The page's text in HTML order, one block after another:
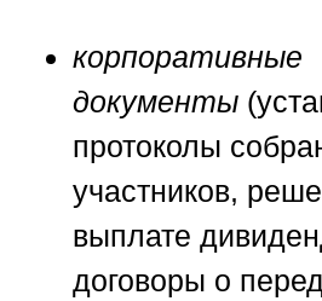
корпоративные
документы
протоколы
участников,
выплате
договоры о